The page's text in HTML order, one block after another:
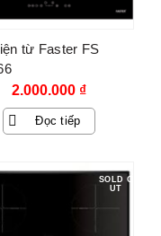
từ Faster FS
2.000.000 ₫
Đọc tiếp
SOLD O
UT